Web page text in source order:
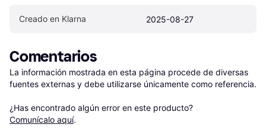
Creado en Klarna 2025-08-27
Comentarios
La información mostrada en esta página procede de diversas
fuentes externas y debe utilizarse únicamente como referencia.
¿Has encontrado algún error en este producto?
Comunícalo aquí.